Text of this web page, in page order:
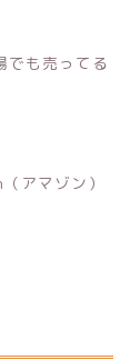
でも売ってる
アマゾン）